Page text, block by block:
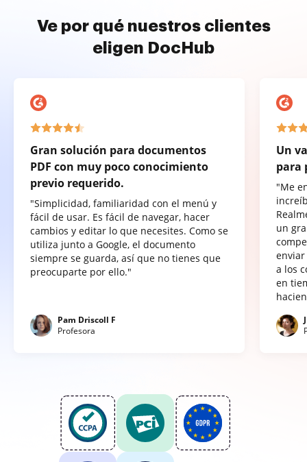
Ve por qué nuestros clientes
eligen DocHub
Gran solución para documentos
PDF con muy poco conocimiento
previo requerido.
"Simplicidad, familiaridad con el menú y
fácil de usar. Es fácil de navegar, hacer
cambios y editar lo que necesites. Como se
utiliza junto a Google, el documento
siempre se guarda, así que no tienes que
preocuparte por ello."
Pam Driscoll F
Profesora
Un
para
"Me
un
a los
en